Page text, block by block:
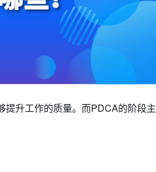
升工作的质量。而PDCA的阶段主